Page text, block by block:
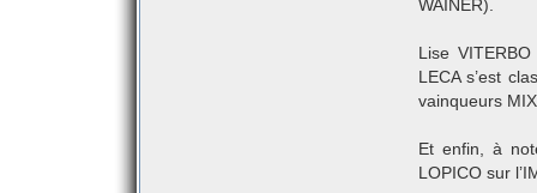
WAINER).
Lise
LECA s’est
vainqueurs
Et enfin, à
LOPICO sur